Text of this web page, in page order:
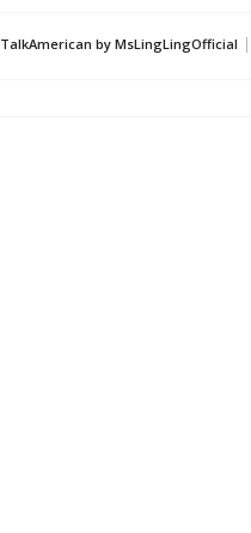
TalkAmerican by MsLingLingOfficial